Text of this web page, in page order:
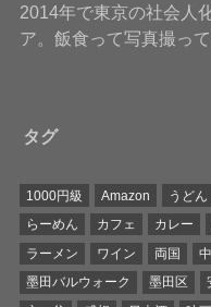
2014年で東京の社会人
ア。飯食って写真撮っ
タグ
1000円級 Amazon うどん
らーめん
カフェ カレー
ラーメン
ワイン 両国
墨田バルウォーク
墨田区